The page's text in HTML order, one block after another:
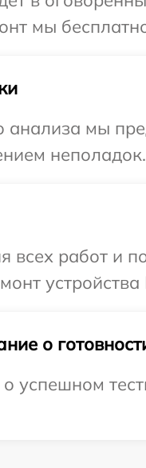
мы
анализа мы
неполадок.
всех работ и
о